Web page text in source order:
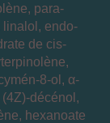
ène, para-
linalol, endo-
de cis-
ène,
8-ol, α-
décénol,
ne, hexanoate